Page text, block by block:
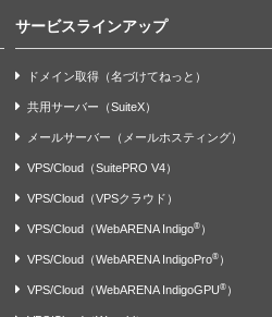
サービスラインアップ
ドメイン取得（名づけてねっと）
共用サーバー（SuiteX）
メールサーバー（メールホスティング）
VPS/Cloud（SuitePRO V4）
VPS/Cloud（VPSクラウド）
VPS/Cloud（WebARENA Indigo®）
VPS/Cloud（WebARENA IndigoPro®）
VPS/Cloud（WebARENA IndigoGPU®）